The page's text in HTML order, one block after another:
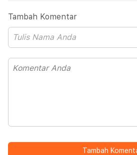
Tambah Komentar
Tambah